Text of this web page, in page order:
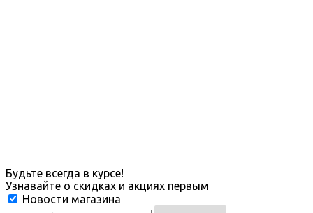
Будьте всегда в курсе!
Узнавайте о скидках и акциях первым
Новости магазина